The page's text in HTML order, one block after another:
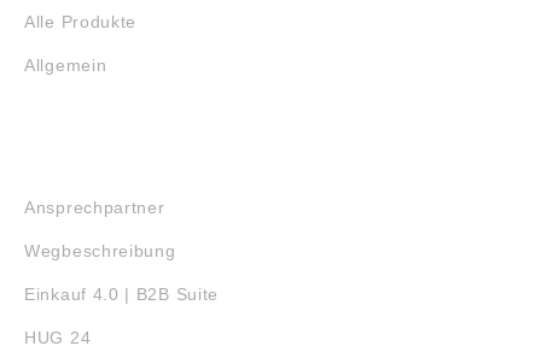
Alle Produkte
Allgemein
Ansprechpartner
Wegbeschreibung
Einkauf 4.0 | B2B Suite
HUG 24